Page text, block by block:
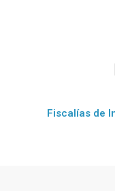
Fiscalías de